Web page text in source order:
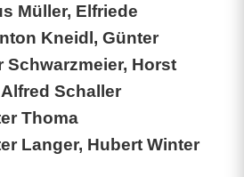
Müller, Elfriede
Kneidl, Günter
Schwarzmeier, Horst
Schaller
Thoma
Langer, Hubert Winter